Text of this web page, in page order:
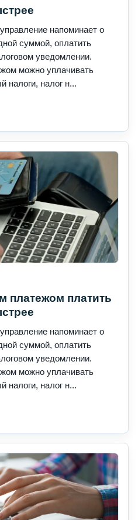
напоминает о
суммой, оплатить
уведомлении.
можно уплачивать
налоги, налог н...
платежом платить
напоминает о
суммой, оплатить
уведомлении.
можно уплачивать
налоги, налог н...